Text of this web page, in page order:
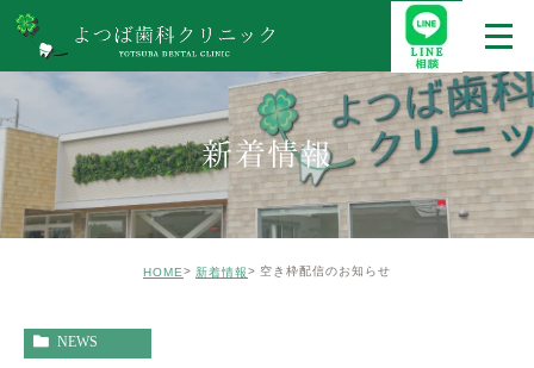
新着情報
HOME 新着情報 空き枠配信のお知らせ
NEWS